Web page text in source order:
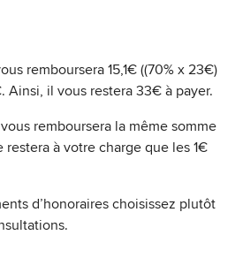
remboursera 15,1€ ((70% x 23€)
il vous restera 33€ à payer.
remboursera la même somme
à votre charge que les 1€
d’honoraires choisissez plutôt